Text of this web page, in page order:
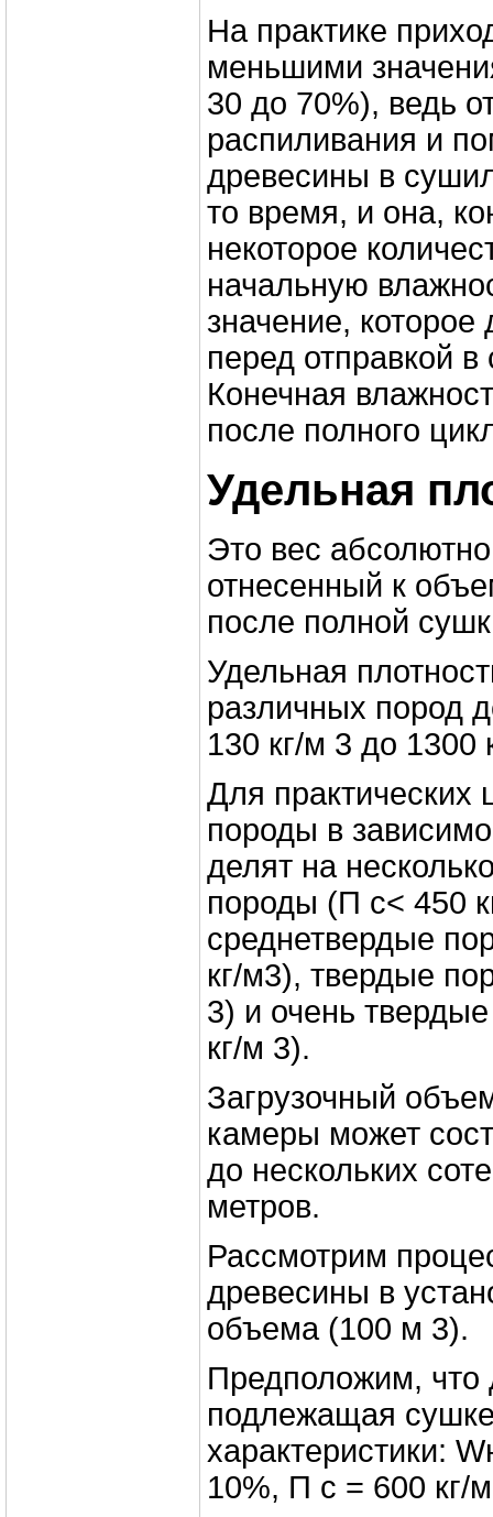
На практике
меньшими
30 до 70%), ведь
распиливания и
древесины в
то время, и она,
некоторое
начальную
значение,
перед отправкой
Конечная
после полного
Удельная
Это вес
отнесенный к
после полной
Удельная
различных пород
130 кг/м 3 до 1300
Для практических
породы в
делят на
породы (П с< 450
среднетвердые
кг/м3), твердые
3) и очень
кг/м 3).
Загрузочный
камеры может
до нескольких
метров.
Рассмотрим
древесины в
объема (100 м 3).
Предположим, что
подлежащая
характеристики:
10%, П с = 600 кг/